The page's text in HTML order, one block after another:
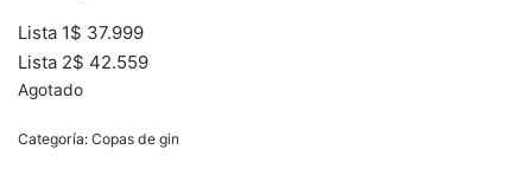
Lista 1$ 37.999
Lista 2$ 42.559
Agotado
Categoría: Copas de gin